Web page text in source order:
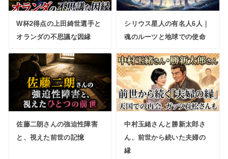
W杯2得点の上田綺世選手と
オランダの不思議な因縁
シリウス星人の有名人6人｜
魂のルーツと地球での使命
佐藤二朗さんの強迫性障害
と、視えた前世の記憶
中村玉緒さんと勝新太郎さ
ん、前世から続いた夫婦の
縁